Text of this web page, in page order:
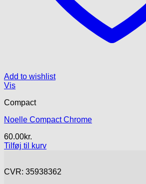
Add to wishlist
Vis
Compact
Noelle Compact Chrome
60.00kr.
Tilføj til kurv
CVR: 35938362